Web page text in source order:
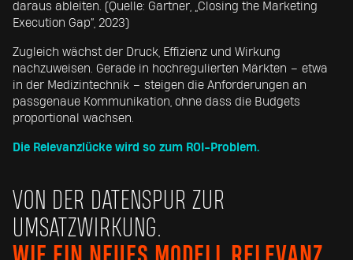
daraus ableiten. (Quelle: Gartner, „Closing the Marketing
Execution Gap“, 2023)
Zugleich wächst der Druck, Effizienz und Wirkung
nachzuweisen. Gerade in hochregulierten Märkten – etwa
in der Medizintechnik – steigen die Anforderungen an
passgenaue Kommunikation, ohne dass die Budgets
proportional wachsen.
Die Relevanzlücke wird so zum ROI-Problem.
VON DER DATENSPUR ZUR
UMSATZWIRKUNG.